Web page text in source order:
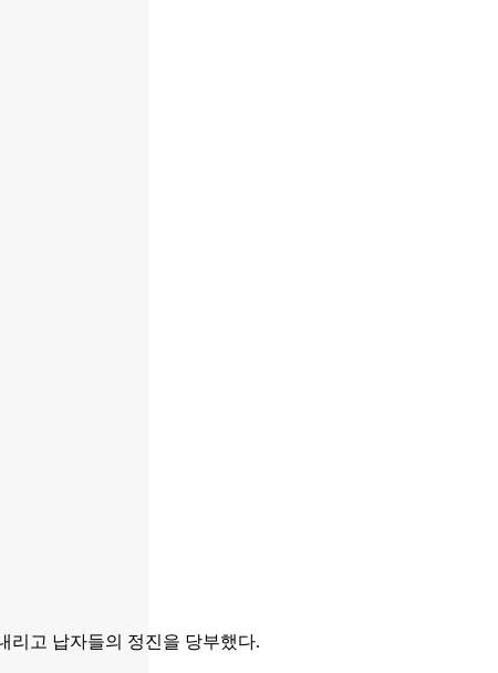
리고 납자들의 정진을 당부했다.